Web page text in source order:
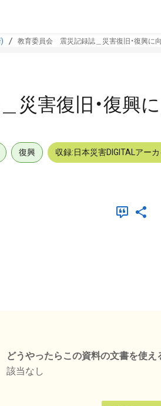
教育委員会 震災記録誌＿災害復旧・復興に
害復旧・復興
復興 収録:日本災害DIGITALアー
どうやったらこの資料の文書を使え
該当なし